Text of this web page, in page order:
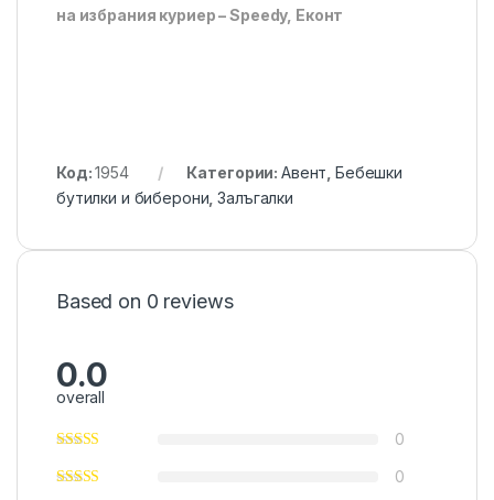
на избрания куриер – Speedy, Еконт
Код:1954 Категории: Авент Бебешки
бутилки и биберони ,Залъгалки
Based on 0 reviews
0.0
overall
0
0